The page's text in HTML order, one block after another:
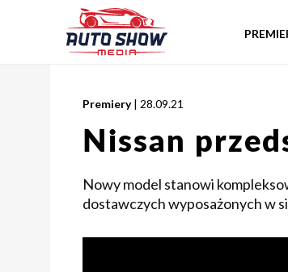
Premiery | 28.09.21
Nissan
Nowy model stanowi
dostawczych wyposażonych w